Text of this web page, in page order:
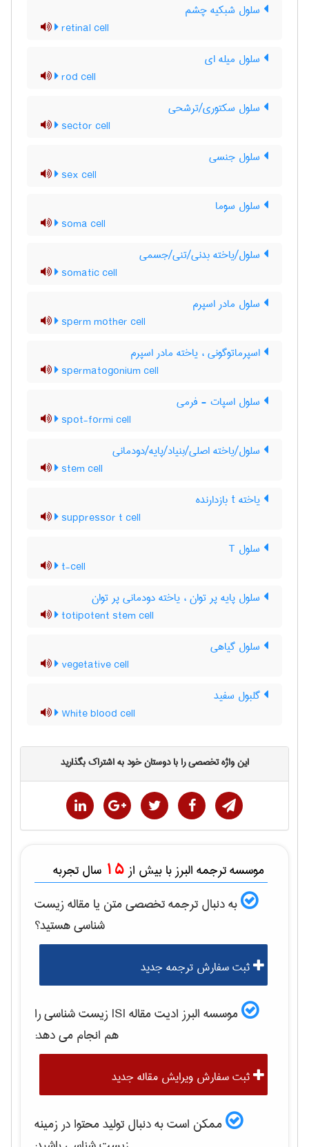
سلول شبکیه چشم
retinal cell
سلول میله ای
rod cell
سلول سکتوری/ترشحی
sector cell
سلول جنسی
sex cell
سلول سوما
soma cell
سلول/یاخته بدنی/تنی/جسمی
somatic cell
سلول مادر اسپرم
sperm mother cell
اسپرماتوگونی ، یاخته مادر اسپرم
spermatogonium cell
سلول اسپات - فرمی
spot-formi cell
سلول/یاخته اصلی/بنیاد/پایه/دودمانی
stem cell
یاخته t بازدارنده
suppressor t cell
سلول T
t-cell
سلول پایه پر توان ، یاخته دودمانی پر توان
totipotent stem cell
سلول گیاهی
vegetative cell
گلبول سفید
White blood cell
این واژه تخصصی را با دوستان خود به اشتراک بگذارید
موسسه ترجمه البرز با بیش از 15 سال تجربه
به دنبال ترجمه تخصصی متن یا مقالهزيست
شناسیهستید؟
ثبت سفارش ترجمه جدید
موسسه البرز ادیت مقاله ISI زيست شناسیرا
هم انجام می دهد:
ثبت سفارش ویرایش مقاله جدید
ممکن است به دنبال تولید محتوا در زمینه